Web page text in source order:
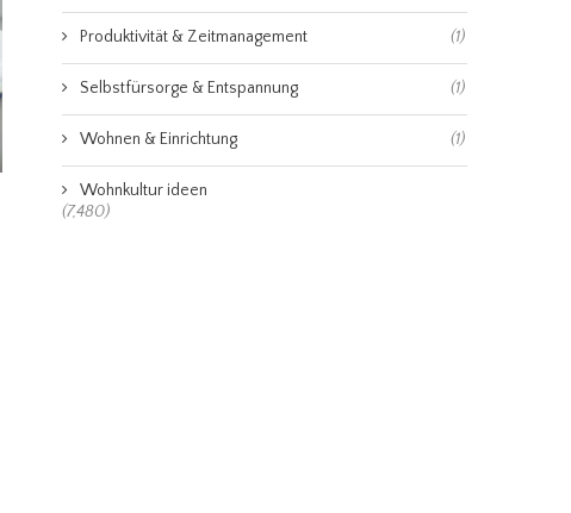
Produktivität & Zeitmanagement (1)
Selbstfürsorge & Entspannung (1)
Wohnen & Einrichtung (1)
Wohnkultur ideen
(7,480)